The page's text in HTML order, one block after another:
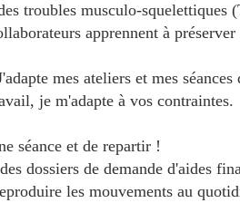
troubles musculo-squelettiques
apprennent à
mes ateliers et mes
je m'adapte à vos contraintes.
séance et de repartir !
dossiers de demande d'aides
les mouvements au